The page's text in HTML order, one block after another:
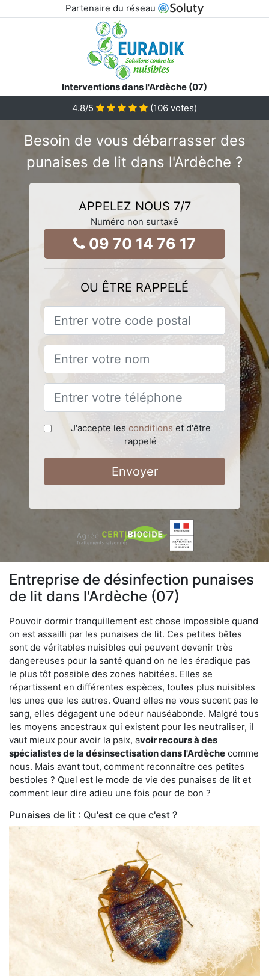
Partenaire du réseau
Interventions dans l'Ardèche (07)
4.8/5 (106 votes)
Besoin de vous débarrasser des
punaises de lit dans l'Ardèche ?
APPELEZ NOUS 7/7
Numéro non surtaxé
09 70 14 76 17
OU ÊTRE RAPPELÉ
J'accepte les conditions et d'être
rappelé
Envoyer
Entreprise de désinfection punaises
de lit dans l'Ardèche (07)
Pouvoir dormir tranquillement est chose impossible quand
on est assailli par les punaises de lit. Ces petites bêtes
sont de véritables nuisibles qui peuvent devenir très
dangereuses pour la santé quand on ne les éradique pas
le plus tôt possible des zones habitées. Elles se
répartissent en différentes espèces, toutes plus nuisibles
les unes que les autres. Quand elles ne vous sucent pas le
sang, elles dégagent une odeur nauséabonde. Malgré tous
les moyens ancestraux qui existent pour les neutraliser, il
vaut mieux pour avoir la paix, avoir recours à des
spécialistes de la désinsectisation dans l'Ardèche comme
nous. Mais avant tout, comment reconnaître ces petites
bestioles ? Quel est le mode de vie des punaises de lit et
comment leur dire adieu une fois pour de bon ?
Punaises de lit : Qu'est ce que c'est ?